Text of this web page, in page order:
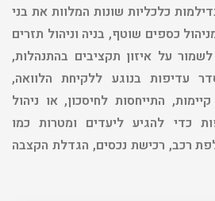
כלכליות שונות המלוות את בני
כספים שוטף, בניה וניהול תזרים
על איזון תקציבים בהתנהלות,
עדיפות בנוגע ללקיחת הלוואה,
התייחסות לחיסכון, או ניהול
כדי להגיע ליעדים ומטרות כמו
רכב, רכישת נכסים, הגדלת הקצבה